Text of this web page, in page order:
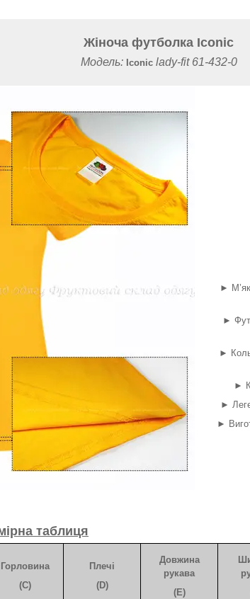
Жіноча футболка Iconic
Модель: Iconic lady-fit 61-432-0
►
►
►
►
►
►
таблиця
Горловина
(C)
Плечі
(D)
Довжина
рукава
(E)